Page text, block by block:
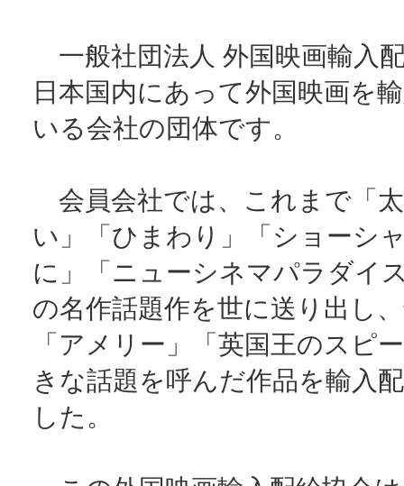
一般社団法人 外国映画輸入
日本国内にあって外国映画を
いる会社の団体です。
会員会社では、これまで「
い」「ひまわり」「ショーシ
に」「ニューシネマパラダイ
の名作話題作を世に送り出し
「アメリー」「英国王のスピ
きな話題を呼んだ作品を輸入
した。